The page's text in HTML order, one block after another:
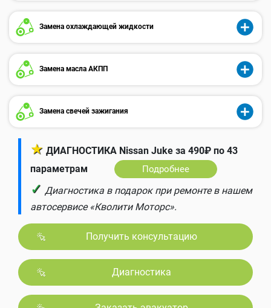
Замена охлаждающей жидкости
Замена масла АКПП
Замена свечей зажигания
★ ДИАГНОСТИКА Nissan Juke за 490₽ по 43
параметрам
Подробнее
✓ Диагностика в подарок при ремонте в нашем
автосервисе «Кволити Моторс».
Получить консультацию
Диагностика